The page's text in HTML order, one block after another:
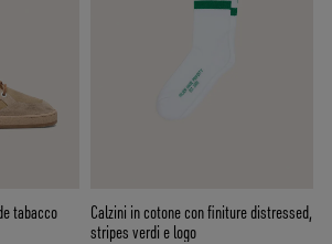
tabacco
Calzini in cotone con finiture distressed,
stripes verdi e logo